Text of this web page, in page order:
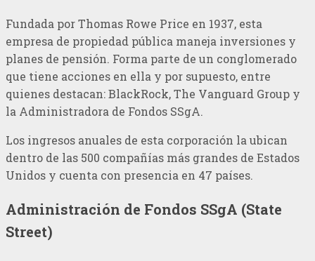
Fundada por Thomas Rowe Price en 1937, esta
empresa de propiedad pública maneja inversiones y
planes de pensión. Forma parte de un conglomerado
que tiene acciones en ella y por supuesto, entre
quienes destacan: BlackRock, The Vanguard Group y
la Administradora de Fondos SSgA.
Los ingresos anuales de esta corporación la ubican
dentro de las 500 compañías más grandes de Estados
Unidos y cuenta con presencia en 47 países.
Administración de Fondos SSgA (State
Street)